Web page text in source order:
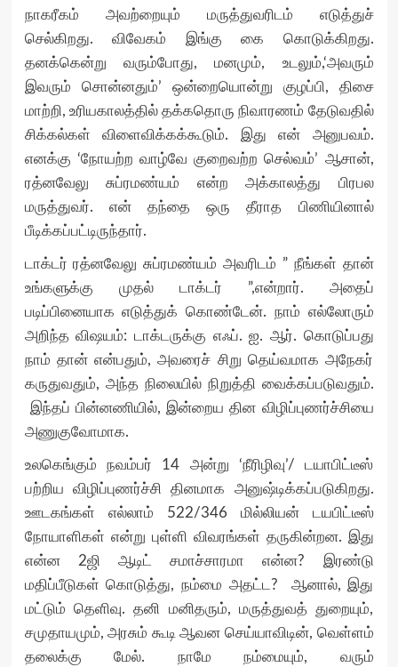
நாகரீகம் அவற்றையும் மருத்துவரிடம் எடுத்துச்
செல்கிறது. விவேகம் இங்கு கை கொடுக்கிறது.
தனக்கென்று வரும்போது, மனமும், உடலும்,‘அவரும்
இவரும் சொன்னதும்’ ஒன்றையொன்று குழப்பி, திசை
மாற்றி, உரியகாலத்தில் தக்கதொரு நிவாரணம் தேடுவதில்
சிக்கல்கள் விளைவிக்கக்கூடும். இது என் அனுபவம்.
எனக்கு ‘நோயற்ற வாழ்வே குறைவற்ற செல்வம்’ ஆசான்,
ரத்னவேலு சுப்ரமண்யம் என்ற அக்காலத்து பிரபல
மருத்துவர். என் தந்தை ஒரு தீராத பிணியினால்
பீடிக்கப்பட்டிருந்தார்.
டாக்டர் ரத்னவேலு சுப்ரமண்யம் அவரிடம் ” நீங்கள் தான்
உங்களுக்கு முதல் டாக்டர் ”,என்றார். அதைப்
படிப்பினையாக எடுத்துக் கொண்டேன். நாம் எல்லோரும்
அறிந்த விஷயம்: டாக்டருக்கு எஃப். ஐ. ஆர். கொடுப்பது
நாம் தான் என்பதும், அவரைச் சிறு தெய்வமாக அநேகர்
கருதுவதும், அந்த நிலையில் நிறுத்தி வைக்கப்படுவதும்.
இந்தப் பின்னணியில், இன்றைய தின விழிப்புணர்ச்சியை
அணுகுவோமாக.
உலகெங்கும் நவம்பர் 14 அன்று ‘நீரிழிவு’/ டயாபிட்டீஸ்
பற்றிய விழிப்புணர்ச்சி தினமாக அனுஷ்டிக்கப்படுகிறது.
ஊடகங்கள் எல்லாம் 522/346 மில்லியன் டயபிட்டீஸ்
நோயாளிகள் என்று புள்ளி விவரங்கள் தருகின்றன. இது
என்ன 2ஜி ஆடிட் சமாச்சாரமா என்ன? இரண்டு
மதிப்பீடுகள் கொடுத்து, நம்மை அதட்ட? ஆனால், இது
மட்டும் தெளிவு. தனி மனிதரும், மருத்துவத் துறையும்,
சமுதாயமும், அரசும் கூடி ஆவன செய்யாவிடின், வெள்ளம்
தலைக்கு மேல். நாமே நம்மையும், வரும்